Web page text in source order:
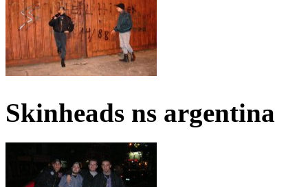
Skinheads ns argentina